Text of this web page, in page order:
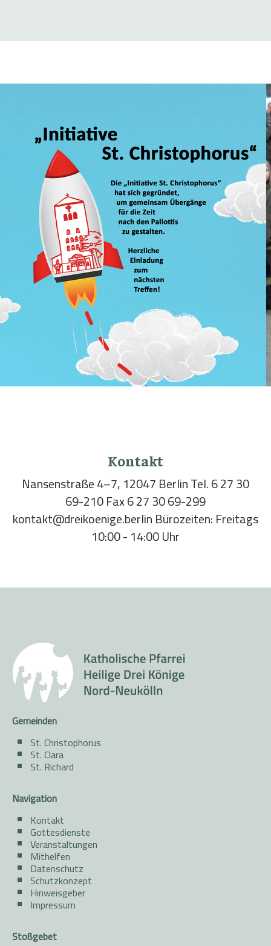
Kontakt
Nansenstraße 4–7, 12047 Berlin Tel. 6 27 30
69-210 Fax 6 27 30 69-299
kontakt@dreikoenige.berlin Bürozeiten: Freitags
10:00 - 14:00 Uhr
Gemeinden
St. Christophorus
St. Clara
St. Richard
Navigation
Kontakt
Gottesdienste
Veranstaltungen
Mithelfen
Datenschutz
Schutzkonzept
Hinweisgeber
Impressum
Stoßgebet